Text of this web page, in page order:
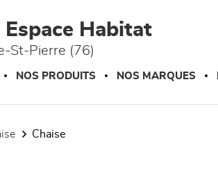
Espace Habitat
St-Pierre (76)
NOS PRODUITS NOS MARQUES
chaise